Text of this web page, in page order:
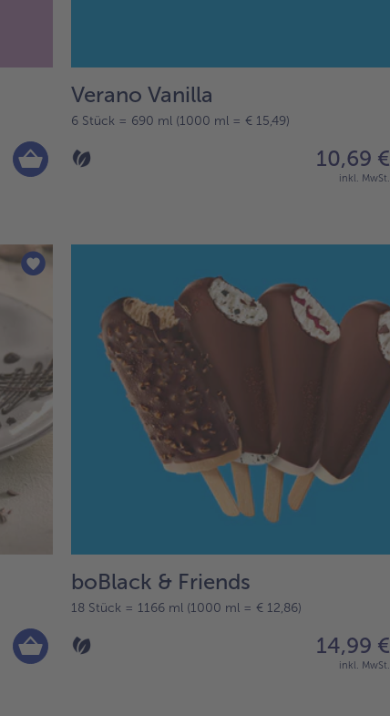
Verano Vanilla
6 Stück = 690 ml (1000 ml = € 15,49)
10,69 €
inkl. MwSt.
boBlack & Friends
18 Stück = 1166 ml (1000 ml = € 12,86)
14,99 €
inkl. MwSt.